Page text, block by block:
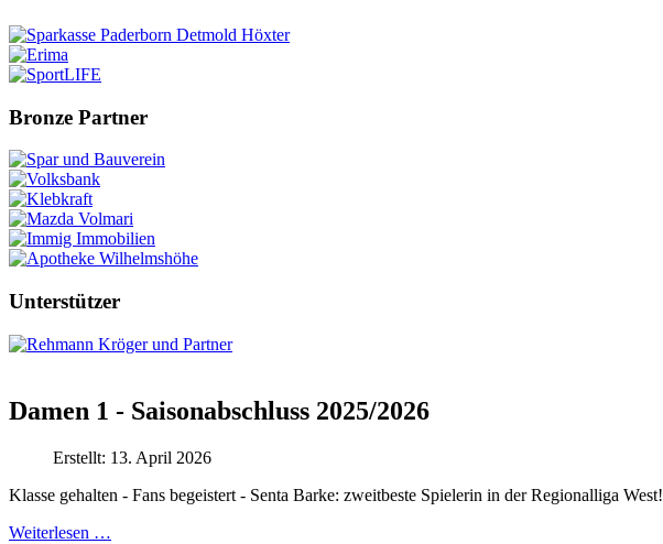
Bronze Partner
Unterstützer
Damen 1 - Saisonabschluss 2025/2026
Erstellt: 13. April 2026
Klasse gehalten - Fans begeistert - Senta Barke: zweitbeste Spielerin in der Regionalliga West!
Weiterlesen …